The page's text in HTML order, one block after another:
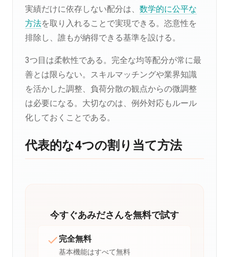
実績だけに依存しない配分は、 数学的に公平な
方法を取り入れることで実現できる。恣意性を
排除し、誰もが納得できる基準を設ける。
3つ目は柔軟性である。完全な均等配分が常に最
善とは限らない。スキルマッチングや業界知識
を活かした調整、負荷分散の観点からの微調整
は必要になる。大切なのは、例外対応もルール
化しておくことである。
代表的な4つの割り当て方法
今すぐあみださんを無料で試す
完全無料
基本機能はすべて無料